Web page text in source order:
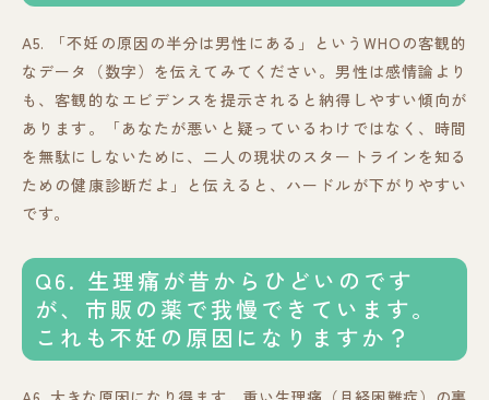
A5. 「不妊の原因の半分は男性にある」というWHOの客観的
なデータ（数字）を伝えてみてください。男性は感情論より
も、客観的なエビデンスを提示されると納得しやすい傾向が
あります。「あなたが悪いと疑っているわけではなく、時間
を無駄にしないために、二人の現状のスタートラインを知る
ための健康診断だよ」と伝えると、ハードルが下がりやすい
です。
Q6. 生理痛が昔からひどいのです
が、市販の薬で我慢できています。
これも不妊の原因になりますか？